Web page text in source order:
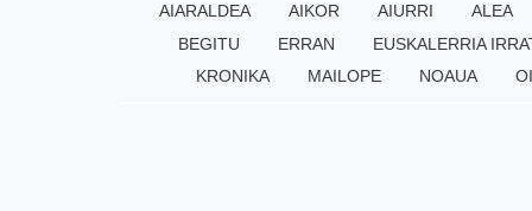
AIARALDEA AIKOR AIURRI ALEA
BEGITU
ERRAN EUSKALERRIA
KRONIKA
MAILOPE NOAUA